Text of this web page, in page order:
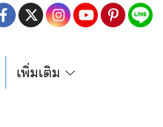
เพิ่มเติม